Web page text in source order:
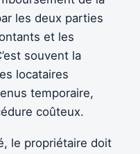
les deux parties
et les
souvent la
locataires
temporaire,
coûteux.
le propriétaire doit